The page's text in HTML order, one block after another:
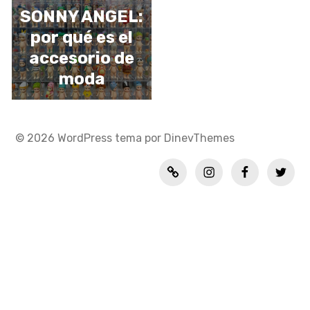
SONNY ANGEL:
por qué es el
accesorio de
moda
© 2026 WordPress tema por DinevThemes
Política
de
INSTAGRAMFACEBOOK